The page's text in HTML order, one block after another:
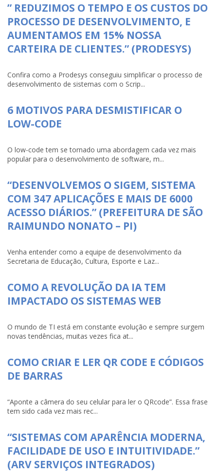
” REDUZIMOS O TEMPO E OS CUSTOS DO
PROCESSO DE DESENVOLVIMENTO, E
AUMENTAMOS EM 15% NOSSA
CARTEIRA DE CLIENTES.” (PRODESYS)
Confira como a Prodesys conseguiu simplificar o processo de
desenvolvimento de sistemas com o Scrip...
6 MOTIVOS PARA DESMISTIFICAR O
LOW-CODE
O low-code tem se tornado uma abordagem cada vez mais
popular para o desenvolvimento de software, m...
“DESENVOLVEMOS O SIGEM, SISTEMA
COM 347 APLICAÇÕES E MAIS DE 6000
ACESSO DIÁRIOS.” (PREFEITURA DE SÃO
RAIMUNDO NONATO – PI)
Venha entender como a equipe de desenvolvimento da
Secretaria de Educação, Cultura, Esporte e Laz...
COMO A REVOLUÇÃO DA IA TEM
IMPACTADO OS SISTEMAS WEB
O mundo de TI está em constante evolução e sempre surgem
novas tendências, muitas vezes fica at...
COMO CRIAR E LER QR CODE E CÓDIGOS
DE BARRAS
“Aponte a câmera do seu celular para ler o QRcode”. Essa frase
tem sido cada vez mais rec...
“SISTEMAS COM APARÊNCIA MODERNA,
FACILIDADE DE USO E INTUITIVIDADE.”
(ARV SERVIÇOS INTEGRADOS)